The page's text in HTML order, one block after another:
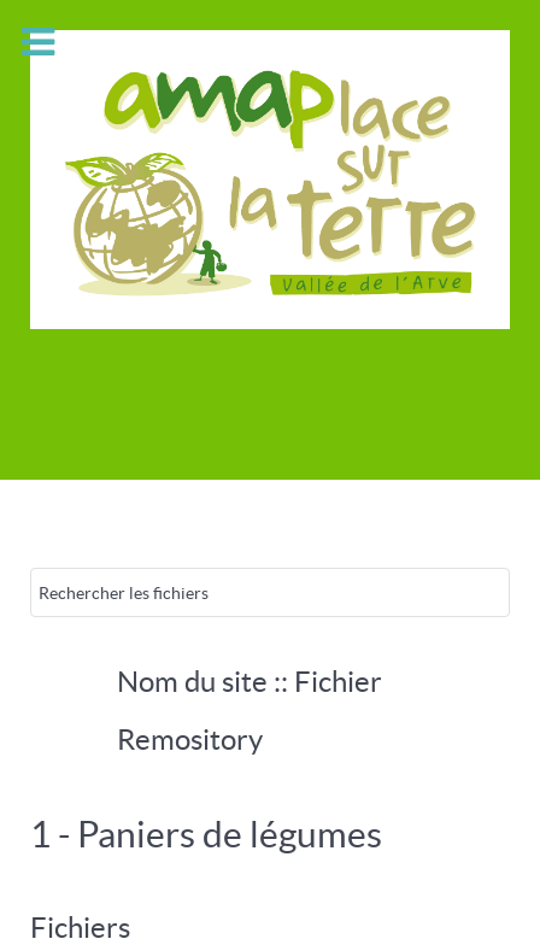
Nom du site :: Fichier
Remository
1 - Paniers de légumes
Fichiers